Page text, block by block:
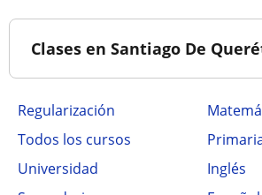
Clases en Santiago De
Regularización
Todos los cursos
Universidad
Inglés